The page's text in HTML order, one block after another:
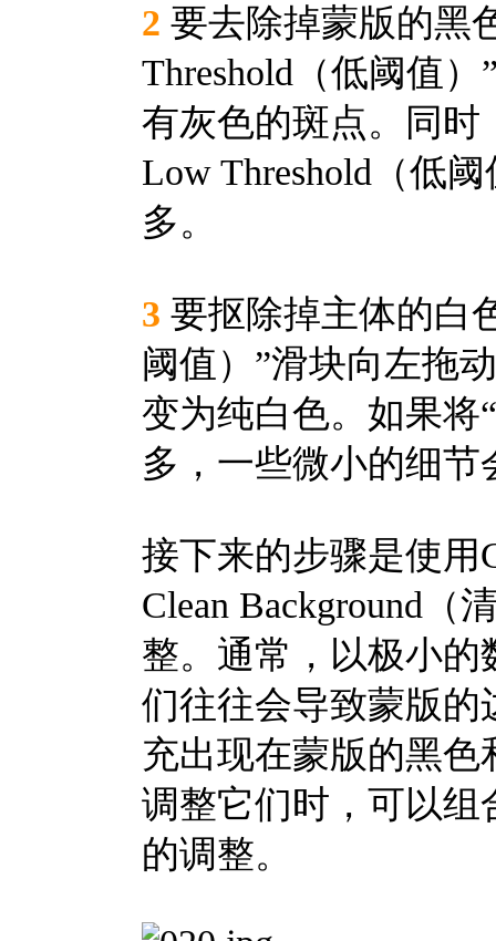
2 要去除掉蒙版的黑
Threshold（低阈值
有灰色的斑点。同
Low Threshold（低
多。
3 要抠除掉主体的白
阈值）”滑块向左拖
变为纯白色。如果将
多，一些微小的细节
接下来的步骤是使用
Clean Background（
整。通常，以极小
们往往会导致蒙版
充出现在蒙版的黑
调整它们时，可以
的调整。